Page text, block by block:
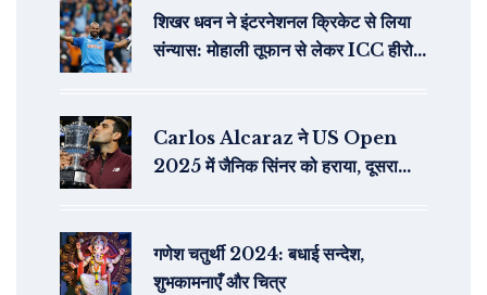
शिखर धवन ने इंटरनेशनल क्रिकेट से लिया
संन्यास: मोहाली तूफान से लेकर ICC हीरो
Carlos Alcaraz ने US Open
2025 में जैनिक सिंनर को हराया, दूसरा
गणेश चतुर्थी 2024: बधाई सन्देश,
शुभकामनाएँ और चित्र